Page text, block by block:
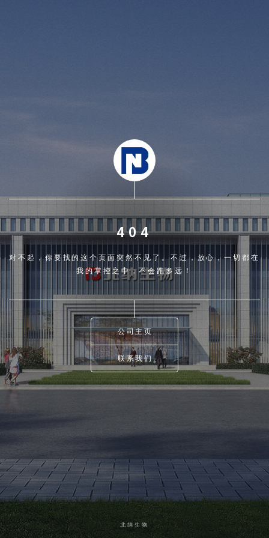
404
对不起，你要找的这个页面突然不见了。不过，放心，一切都在
我的掌控之中，不会跑多远！
公司主页
联系我们
北纳生物